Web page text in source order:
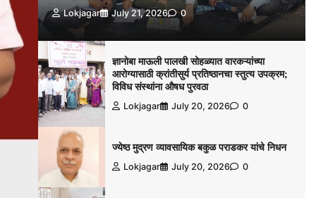
Lokjagar July 21, 2026 0
ज्ञानोबा माऊली पालखी सोहळ्यात वारकऱ्यांच्या
आरोग्यासाठी क्रांतीसुर्य प्रतिष्ठानचा स्तुत्य उपक्रम;
विविध संस्थांना औषध पुरवठा
Lokjagar July 20, 2026 0
ज्येष्ठ मुद्रण व्यावसायिक बकुळ पराडकर यांचे निधन
Lokjagar July 20, 2026 0